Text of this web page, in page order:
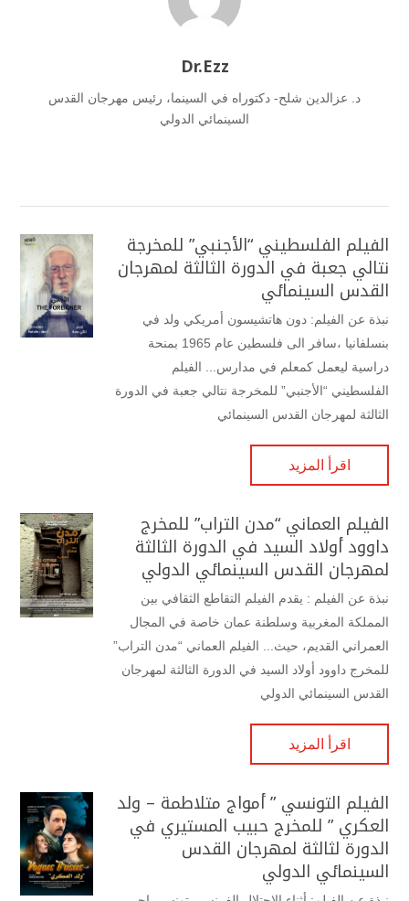
Dr.Ezz
د. عزالدين شلح- دكتوراه في السينما، رئيس مهرجان القدس
السينمائي الدولي
الفيلم الفلسطيني “الأجنبي” للمخرجة
نتالي جعبة في الدورة الثالثة لمهرجان
القدس السينمائي
نبذة عن الفيلم: دون هاتشيسون أمريكي ولد في
بنسلفانيا ،سافر الى فلسطين عام 1965 بمنحة
دراسية ليعمل كمعلم في مدارس... الفيلم
الفلسطيني “الأجنبي” للمخرجة نتالي جعبة في الدورة
الثالثة لمهرجان القدس السينمائي
اقرأ المزيد
الفيلم العماني “مدن التراب” للمخرج
داوود أولاد السيد في الدورة الثالثة
لمهرجان القدس السينمائي الدولي
نبذة عن الفيلم : يقدم الفيلم التقاطع الثقافي بين
المملكة المغربية وسلطنة عمان خاصة في المجال
العمراني القديم، حيث... الفيلم العماني “مدن التراب”
للمخرج داوود أولاد السيد في الدورة الثالثة لمهرجان
القدس السينمائي الدولي
اقرأ المزيد
الفيلم التونسي ” أمواج متلاطمة – ولد
العكري ” للمخرج حبيب المستيري في
الدورة لثالثة لمهرجان القدس
السينمائي الدولي